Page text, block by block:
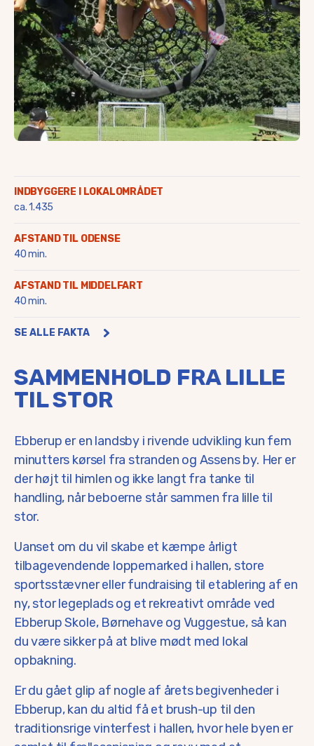
Saltofte
Skalbjerg & Magtenbølle
Skallebølle
Skydebjerg
Søby
Søllested & Vedtofte
Thorøhuse
Tommerup & Tommerup
Turup
INDBYGGERE I LOKALOMRÅDET
ca. 1.435
AFSTAND TIL ODENSE
40 min.
AFSTAND TIL MIDDELFART
40 min.
SE ALLE FAKTA
Afstand til Odense 40 min.
Afstand til Middelfart
Afstand til Lillebælt
Afstand til Glamsbjerg 15 min.
SAMMENHOLD FRA LILLE
TIL STOR
Ebberup er en landsby i rivende udvikling kun fem
minutters kørsel fra stranden og Assens by. Her er
der højt til himlen og ikke langt fra tanke til
handling, når beboerne står sammen fra lille til
stor.
Uanset om du vil skabe et kæmpe årligt
tilbagevendende loppemarked i hallen, store
sportsstævner eller fundraising til etablering af en
ny, stor legeplads og et rekreativt område ved
Ebberup Skole, Børnehave og Vuggestue, så kan
du være sikker på at blive mødt med lokal
opbakning.
Er du gået glip af nogle af årets begivenheder i
Ebberup, kan du altid få et brush-up til den
traditionsrige vinterfest i hallen, hvor hele byen er